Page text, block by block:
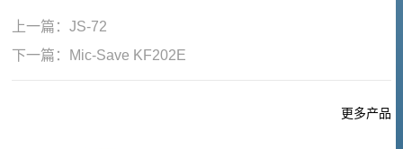
上一篇：JS-72
下一篇： Mic-Save KF202E
更多产品